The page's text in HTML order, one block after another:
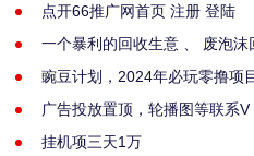
点开66推广网首页 注册 登陆
一个暴利的回收生意 、 废泡沫
豌豆计划，2024年必玩零撸项
广告投放置顶，轮播图等联系
挂机项三天1万